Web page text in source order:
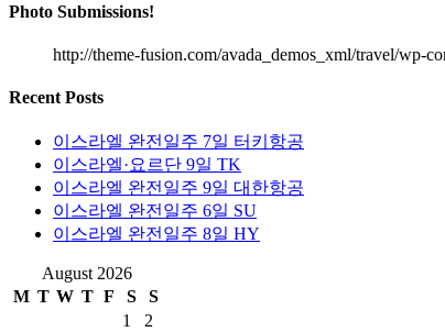
Photo Submissions!
http://theme-fusion.com/avada_demos_xml/travel/wp-
Recent Posts
이스라엘 완전일주 7일 터키항공
이스라엘·요르단 9일 TK
이스라엘 완전일주 9일 대한항공
이스라엘 완전일주 6일 SU
이스라엘 완전일주 8일 HY
August 2026
M T W T F S
S
1
2